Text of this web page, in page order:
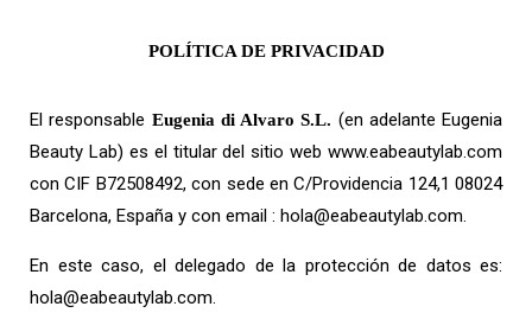
POLÍTICA DE PRIVACIDAD
El responsable Eugenia di Alvaro S.L. (en adelante Eugenia
Beauty Lab) es el titular del sitio web www.eabeautylab.com
con CIF B72508492,con sede en C/Providencia 124,1 08024
Barcelona, España y con email : hola@eabeautylab.com.
En este caso, el delegado de la protección de datos es:
hola@eabeautylab.com.